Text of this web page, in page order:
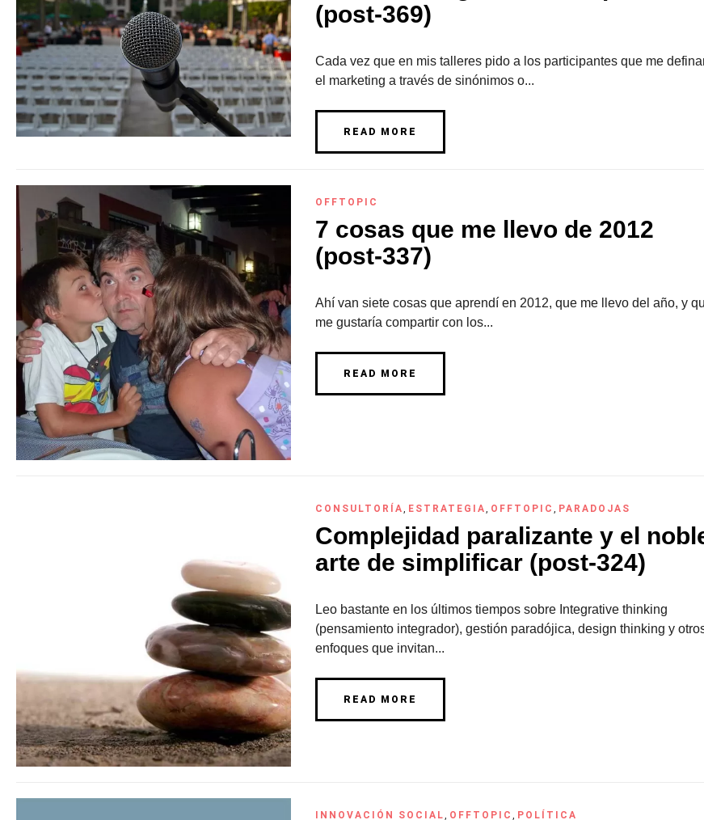
(post-369)
Cada vez que en mis talleres pido a los participantes que me
el marketing a través de sinónimos o...
READ MORE
OFFTOPIC
7 cosas que me llevo de 2012
(post-337)
Ahí van siete cosas que aprendí en 2012, que me llevo del año, y
me gustaría compartir con los...
READ MORE
CONSULTORÍA, ESTRATEGIA, OFFTOPIC , PARADOJAS
Complejidad paralizante y el
arte de simplificar (post-324)
Leo bastante en los últimos tiempos sobre Integrative thinking
(pensamiento integrador), gestión paradójica, design thinking y
enfoques que invitan...
READ MORE
INNOVACIÓN SOCIAL, OFFTOPIC , POLÍTICA